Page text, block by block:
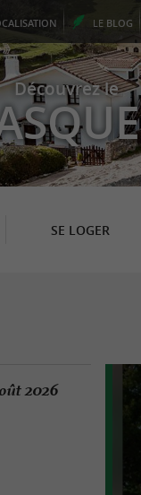
LE BLOG
Découvrez le
SE LOGER
2026